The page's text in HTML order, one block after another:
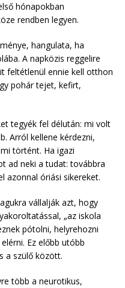
hónapokban
rendben legyen.
hangulata, ha
A napközis reggelire
feltétlenül ennie kell otthon
pohár tejet, kefirt,
tegyék fel délután: mi volt
Arról kellene kérdezni,
történt. Ha igazi
ad neki a tudat: továbbra
azonnal óriási sikereket.
vállalják azt, hogy
„az iskola
pótolni, helyrehozni
Ez előbb utóbb
a szülő között.
több a neurotikus,